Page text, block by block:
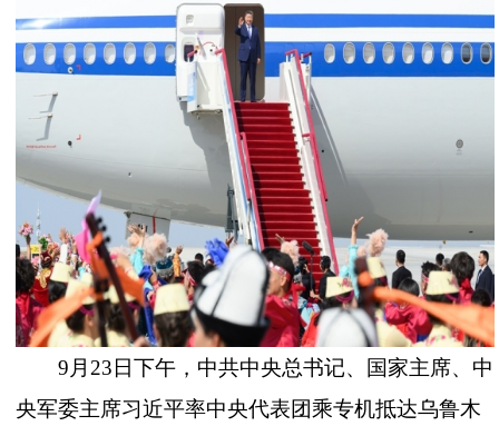
9月23日下午，中共中央总书记、国家主席、中
央军委主席习近平率中央代表团乘专机抵达乌鲁木